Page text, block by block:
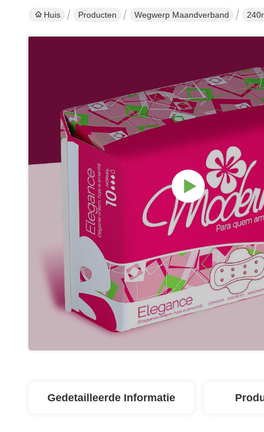
Huis Producten Wegwerp Maandverband
Gedetailleerde Informatie